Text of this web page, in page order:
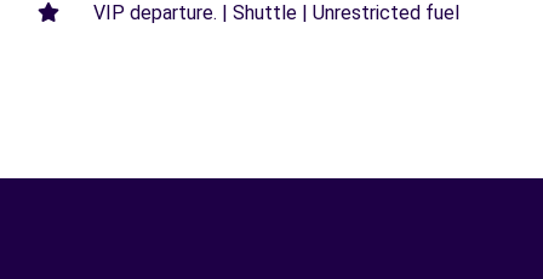
VIP departure. | Shuttle | Unrestricted fuel